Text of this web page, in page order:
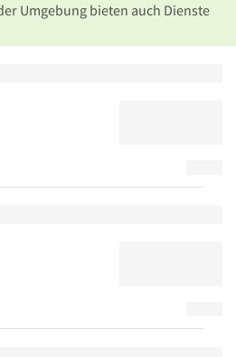
Umgebung bieten auch Dienste